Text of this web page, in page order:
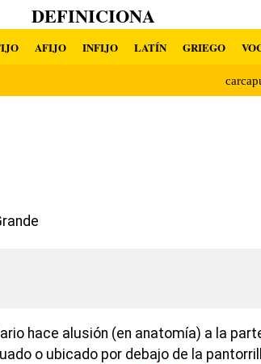
DEFINICIONA
AFIJO INFIJO LATÍN GRIEGO
hace alusión (en anatomía) a la
o ubicado por debajo de la